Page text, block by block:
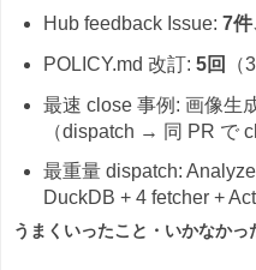
Hub feedback Issue: 7
POLICY.md 改訂: 5回
（
最速 close 事例: 画像生
（dispatch → 同 PR で
最重量 dispatch:
DuckDB + 4 fetcher +
うまくいったこと・いかなかっ